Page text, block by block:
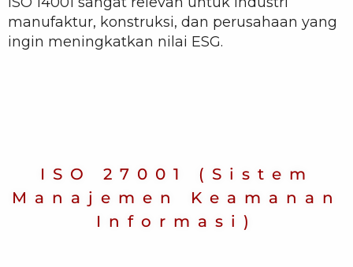
manufaktur, konstruksi, dan perusahaan yang
ingin meningkatkan nilai ESG.
ISO 27001 (Sistem
Manajemen Keamanan
Informasi)